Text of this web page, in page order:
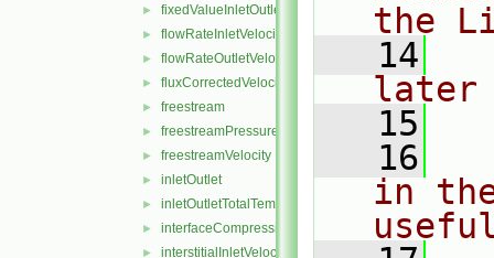
► fixedValueInletOutlet
► flowRateInletVelocity
► flowRateOutletVelocity
► fluxCorrectedVelocity
► freestream
► freestreamPressure
► freestreamVelocity
► inletOutlet
► inletOutletTotalTemperature
► interfaceCompression
► interstitialInletVelocity
the
   14
later
   15
   16
in